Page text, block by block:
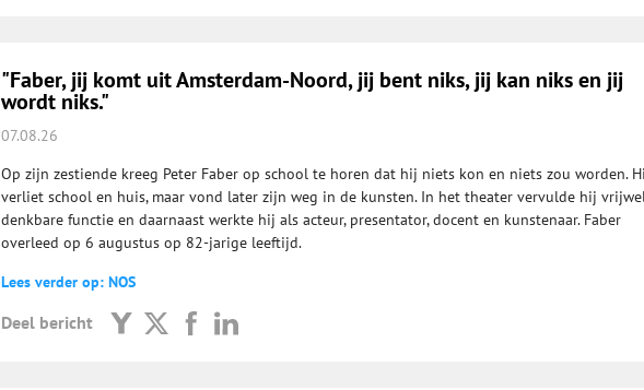
"Faber, jij komt uit Amsterdam-Noord, jij bent niks, jij kan niks en jij
wordt niks."
07.08.26
Op zijn zestiende kreeg Peter Faber op school te horen dat hij niets kon en niets zou worden.
verliet school en huis, maar vond later zijn weg in de kunsten. In het theater vervulde hij
denkbare functie en daarnaast werkte hij als acteur, presentator, docent en kunstenaar. Faber
overleed op 6 augustus op 82-jarige leeftijd.
Lees verder op: NOS
Deel bericht